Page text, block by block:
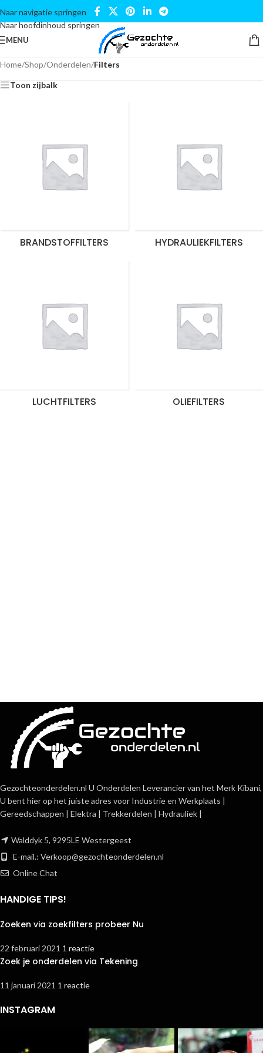
Naar navigatie springen
Naar hoofdinhoud springen
MENU
Home/Shop/Onderdelen/Filters
Toon zijbalk
BRANDSTOFFILTERS HYDRAULIEKFILTERS
LUCHTFILTERS OLIEFILTERS
Gezochteonderdelen.nl U Onderdelen Leverancier van het Merk Kibani,
U bent hier op het juiste adres voor Industrie en Werkplaats |
Gereedschappen | Elektra | Trekkerdelen | Hydrauliek |
Walddyk 5, 9295LE Westergeest
E-mail.: Verkoop@gezochteonderdelen.nl
Online Chat
HANDIGE TIPS!
Zoeken via zoekfilters probeer Nu
22 februari 2021 1 reactie
Zoek je onderdelen via Tekening
11 januari 2021 1 reactie
INSTAGRAM